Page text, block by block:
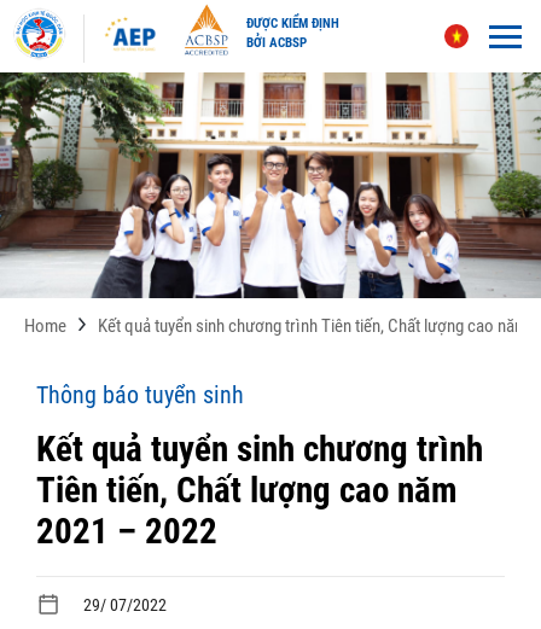
Skip
to
content
ĐƯỢC KIỂM ĐỊNH
BỞI ACBSP
Home Kết quả tuyển sinh chương trình Tiên tiến, Chất lượng cao năm
Thông báo tuyển sinh
Kết quả tuyển sinh chương trình
Tiên tiến, Chất lượng cao năm
2021 – 2022
29/ 07/2022